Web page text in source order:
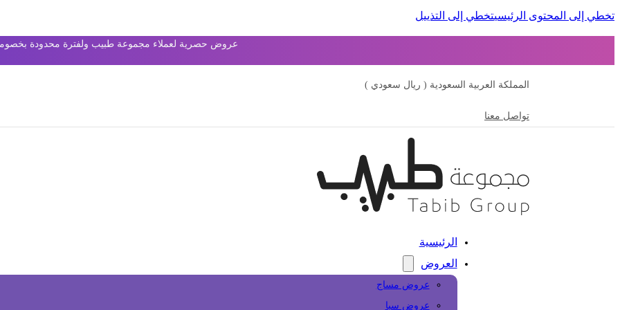
تخطي إلى المحتوى الرئيسيتخطي إلى التذييل
عروض حصرية لعملاء مجموعة طبيب ولفترة محدودة بخصومات
المملكة العربية السعودية ( ريال سعودي )
تواصل معنا
الرئيسية
العروض
عروض مساج
عروض سبا